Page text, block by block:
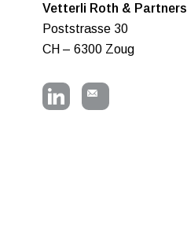
Vetterli Roth & Partners
Poststrasse 30
CH – 6300 Zoug